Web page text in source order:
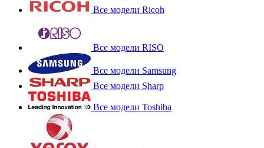
Все модели Ricoh
Все модели RISO
Все модели Samsung
Все модели Sharp
Все модели Toshiba